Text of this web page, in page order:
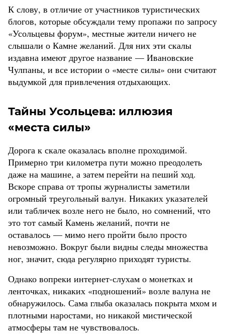
К слову, в отличие от участников туристических
блогов, которые обсуждали тему пропажи по запросу
«Усольцевы форум», местные жители ничего не
слышали о Камне желаний. Для них эти скалы
издавна имеют другое название — Ивановские
Чулпаны, и все истории о «месте силы» они считают
выдумкой для привлечения отдыхающих.
Тайны Усольцева: иллюзия
«места силы»
Дорога к скале оказалась вполне проходимой.
Примерно три километра пути можно преодолеть
даже на машине, а затем перейти на пеший ход.
Вскоре справа от тропы журналисты заметили
огромный треугольный валун. Никаких указателей
или табличек возле него не было, но сомнений, что
это тот самый Камень желаний, почти не
оставалось — мимо него пройти было просто
невозможно. Вокруг были видны следы множества
ног, значит, сюда регулярно приходят туристы.
Однако вопреки интернет-слухам о монетках и
ленточках, никаких «подношений» возле валуна не
обнаружилось. Сама глыба оказалась покрыта мхом и
плотными наростами, но никакой мистической
атмосферы там не чувствовалось.